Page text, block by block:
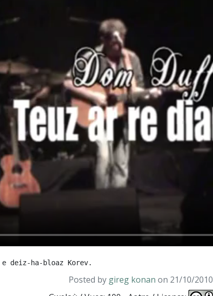
Posted by gireg konan on 21/10/2010